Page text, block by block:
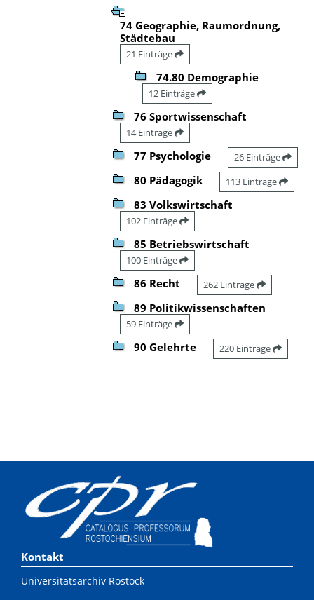
74 Geographie, Raumordnung,
Städtebau
21 Einträge
74.80 Demographie
12 Einträge
76 Sportwissenschaft
14 Einträge
77 Psychologie 26 Einträge
80 Pädagogik 113 Einträge
83 Volkswirtschaft
102 Einträge
85 Betriebswirtschaft
100 Einträge
86 Recht 262 Einträge
89 Politikwissenschaften
59 Einträge
90 Gelehrte 220 Einträge
Kontakt
Universitätsarchiv Rostock